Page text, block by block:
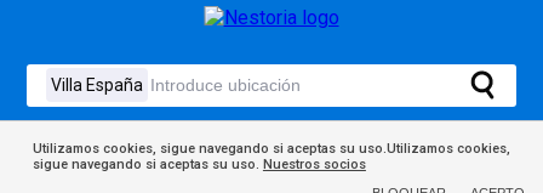
Utilizamos cookies, sigue navegando si aceptas su uso.Utilizamos cookies,
sigue navegando si aceptas su uso. Nuestros socios